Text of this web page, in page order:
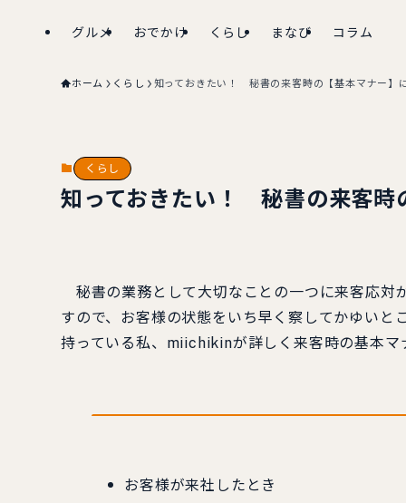
グルメ おでかけ くらし まなび コラム
ホーム くらし 知っておきたい！ 秘書の来客時の【基本マナー】
くらし
知っておきたい！ 秘書の来客時
秘書の業務として大切なことの一つに来客応対
すので、お客様の状態をいち早く察してかゆいと
持っている私、miichikinが詳しく来客時の基本
お客様が来社したとき